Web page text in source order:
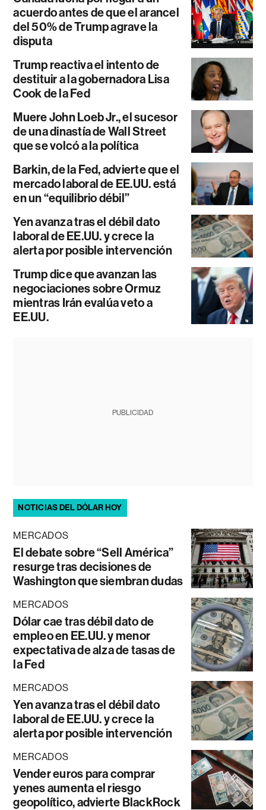
acuerdo antes de que el arancel
del 50% de Trump agrave la
disputa
Trump reactiva el intento de
destituir a la gobernadora Lisa
Cook de la Fed
Muere John Loeb Jr., el sucesor
de una dinastía de Wall Street
que se volcó a la política
Barkin, de la Fed, advierte que el
mercado laboral de EE.UU. está
en un “equilibrio débil”
Yen avanza tras el débil dato
laboral de EE.UU. y crece la
alerta por posible intervención
Trump dice que avanzan las
negociaciones sobre Ormuz
mientras Irán evalúa veto a
EE.UU.
PUBLICIDAD
NOTICIAS DEL DÓLAR HOY
MERCADOS
El debate sobre “Sell América”
resurge tras decisiones de
Washington que siembran dudas
MERCADOS
Dólar cae tras débil dato de
empleo en EE.UU. y menor
expectativa de alza de tasas de
la Fed
MERCADOS
Yen avanza tras el débil dato
laboral de EE.UU. y crece la
alerta por posible intervención
MERCADOS
Vender euros para comprar
yenes aumenta el riesgo
geopolítico, advierte BlackRock